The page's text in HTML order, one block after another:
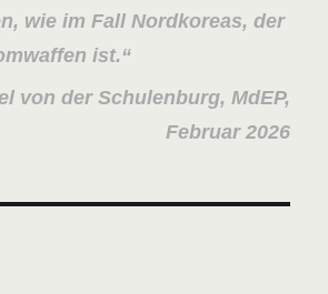
wie im Fall Nordkoreas, der
ist.
von der Schulenburg, MdEP,
Februar 2026